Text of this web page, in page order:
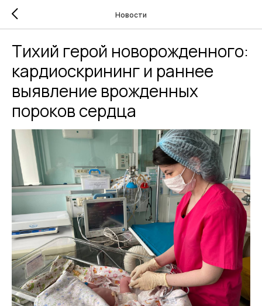
Новости
Тихий герой новорожденного:
кардиоскрининг и раннее
выявление врожденных
пороков сердца